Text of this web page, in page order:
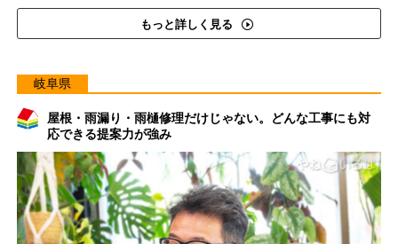
もっと詳しく見る
岐阜県
屋根・雨漏り・雨樋修理だけじゃない。どんな工事にも対
応できる提案力が強み